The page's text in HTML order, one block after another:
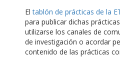
Eltablón de prácticas de la
para publicar dichas
utilizarse los canales de
de investigación o acordar
contenido de las prácticas